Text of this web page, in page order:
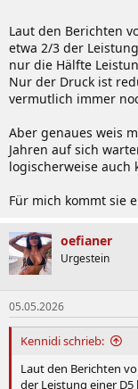
Laut den Berichten
etwa 2/3 der
nur die Hälfte
Nur der Druck ist
vermutlich immer
Aber genaues weis
Jahren auf sich
logischerweise auch
Für mich kommt sie
oefianer
Urgestein
05.05.2026
Kennidi schrieb:
Laut den Berichten
der Leistung einer